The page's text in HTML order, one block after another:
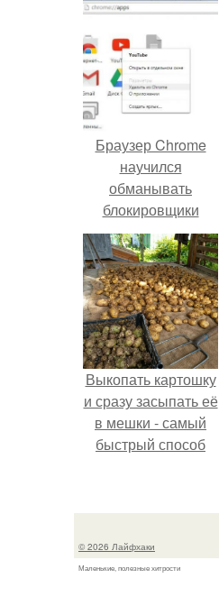
Браузер Chrome
научился
обманывать
блокировщики
рекламы.
Выкопать картошку
и сразу засыпать её
в мешки - самый
быстрый способ
порезы и больные
© 2026 Лайфхаки
Маленькие, полезные хитрости